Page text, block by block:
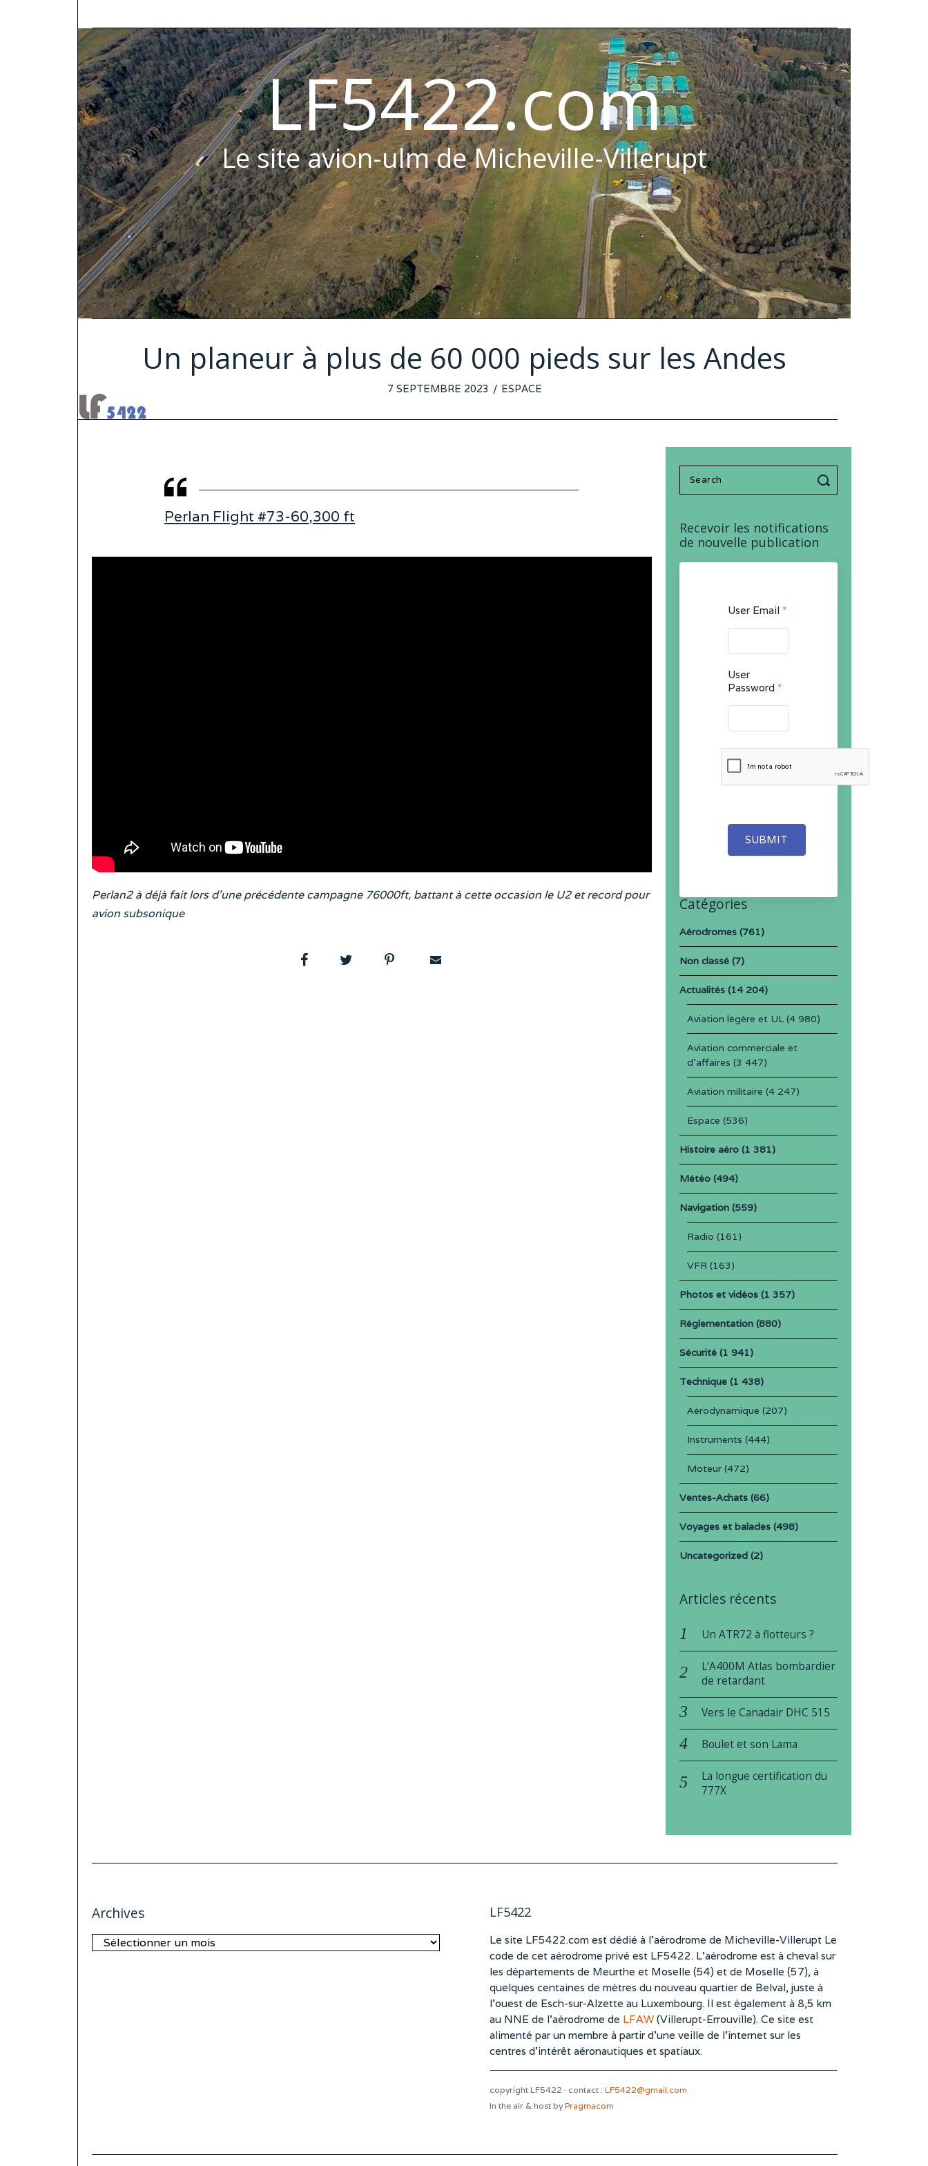
LF5422.com
Le site avion-ulm de Micheville-Villerupt
Un planeur à plus de 60 000 pieds sur les Andes
POSTED
7 SEPTEMBRE 2023 30
2023
ESPACE
Perlan Flight #73-60,300 ft
Perlan2 à déjà fait lors d’une précédente campagne 76000ft, battant à cette occasion le U2 et record pour
avion subsonique
Search
for:
Recevoir les notifications
de nouvelle publication
User Email *
User
Password *
SUBMIT
Catégories
Aérodromes(761)
Non classé(7)
Actualités(14 204)
Aviation légère et UL(4 980)
Aviation commerciale et
d'affaires (3 447)
Aviation militaire (4 247)
Espace (536)
Histoire aéro(1 381)
Météo(494)
Navigation(559)
Radio (161)
VFR (163)
Photos et vidéos(1 357)
Réglementation(880)
Sécurité(1 941)
Technique(1 438)
Aérodynamique (207)
Instruments (444)
Moteur(472)
Ventes-Achats(66)
Voyages et balades(498)
Uncategorized(2)
Articles récents
Un ATR72 à flotteurs ?
L’A400M Atlas bombardier
de retardant
Vers le Canadair DHC 515
Boulet et son Lama
La longue certification du
777X
Archives
Archives
LF5422
Le site LF5422.com est dédié à l’aérodrome de Micheville-Villerupt Le
code de cet aérodrome privé est LF5422. L’aérodrome est à cheval sur
les départements de Meurthe et Moselle (54) et de Moselle (57), à
quelques centaines de mètres du nouveau quartier de Belval, juste à
l’ouest de Esch-sur-Alzette au Luxembourg. Il est également à 8,5 km
au NNE de l’aérodrome de LFAW(Villerupt-Errouville). Ce site est
alimenté par un membre à partir d’une veille de l’internet sur les
centres d’intérêt aéronautiques et spatiaux.
copyright LF5422 · contact : LF5422@gmail.com
In the air & host byPragmacom